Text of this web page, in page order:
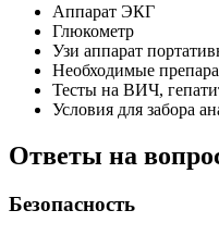
Аппарат ЭКГ
Глюкометр
Узи аппарат
Необходимые
Тесты на ВИЧ,
Условия для забора
Ответы на
Безопасность